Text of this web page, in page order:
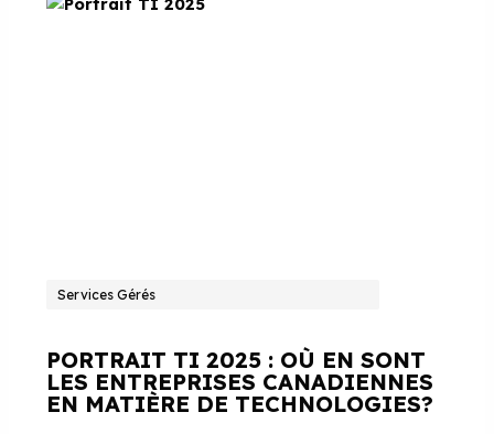
Services Gérés
PORTRAIT TI 2025 : OÙ EN SONT
LES ENTREPRISES CANADIENNES
EN MATIÈRE DE TECHNOLOGIES?